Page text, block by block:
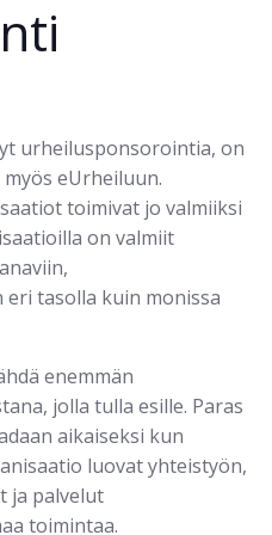
urheilusponsorointia, on
eUrheiluun.
toimivat jo valmiiksi
on valmiit
tasolla kuin monissa
enemmän
jolla tulla esille. Paras
aikaiseksi kun
luovat yhteistyön,
ja palvelut
toimintaa.